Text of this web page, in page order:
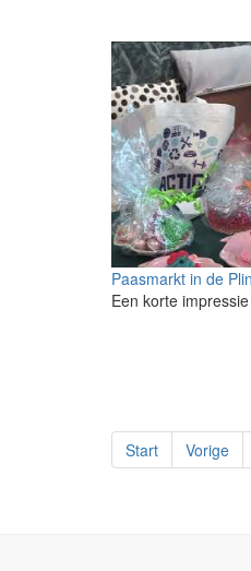
Paasmarkt in de
Een korte
Start Vorige